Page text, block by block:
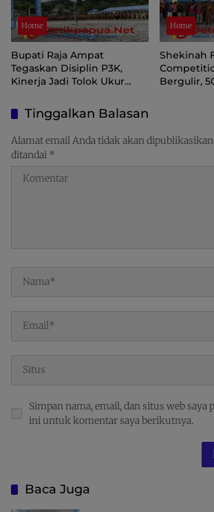
Home
Bupati Raja Ampat
Tegaskan Disiplin P3K,
Kinerja Jadi Tolok Ukur
Home
Shekinah
Bergulir,
Tinggalkan Balasan
Alamat email Anda tidak akan dipublikasikan.
ditandai *
Simpan nama, email, dan situs web saya
ini untuk komentar saya berikutnya.
Baca Juga